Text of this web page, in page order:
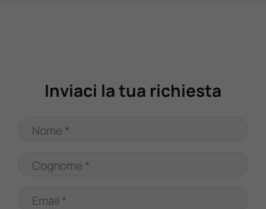
Lavora Con Noi
Contattaci
Inviaci la tua richiesta
Nome *
Cognome *
Email *